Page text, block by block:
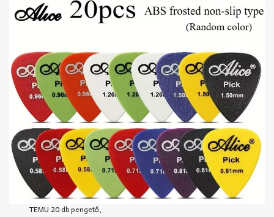
TEMU 20 db pengető,